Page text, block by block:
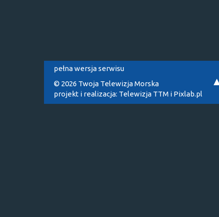
pełna wersja serwisu
© 2026 Twoja Telewizja Morska
projekt i realizacja: Telewizja TTM i Pixlab.pl